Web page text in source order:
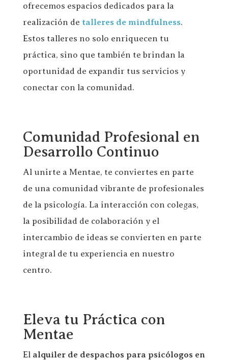
ofrecemos espacios dedicados para la
realización de talleres de mindfulness.
Estos talleres no solo enriquecen tu
práctica, sino que también te brindan la
oportunidad de expandir tus servicios y
conectar con la comunidad.
Comunidad Profesional en
Desarrollo Continuo
Al unirte a Mentae, te conviertes en parte
de una comunidad vibrante de profesionales
de la psicología. La interacción con colegas,
la posibilidad de colaboración y el
intercambio de ideas se convierten en parte
integral de tu experiencia en nuestro
centro.
Eleva tu Práctica con
Mentae
El alquiler de despachos para psicólogos en